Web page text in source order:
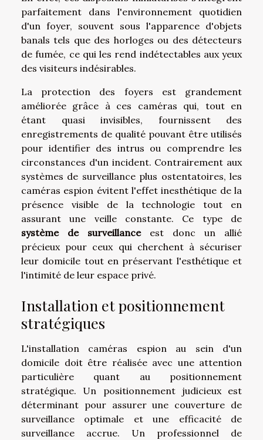
parfaitement dans l'environnement quotidien
d'un foyer, souvent sous l'apparence d'objets
banals tels que des horloges ou des détecteurs
de fumée, ce qui les rend indétectables aux yeux
des visiteurs indésirables.
La protection des foyers est grandement
améliorée grâce à ces caméras qui, tout en
étant quasi invisibles, fournissent des
enregistrements de qualité pouvant être utilisés
pour identifier des intrus ou comprendre les
circonstances d'un incident. Contrairement aux
systèmes de surveillance plus ostentatoires, les
caméras espion évitent l'effet inesthétique de la
présence visible de la technologie tout en
assurant une veille constante. Ce type de
système de surveillanceest donc un allié
précieux pour ceux qui cherchent à sécuriser
leur domicile tout en préservant l'esthétique et
l'intimité de leur espace privé.
Installation et positionnement
stratégiques
L'installation caméras espion au sein d'un
domicile doit être réalisée avec une attention
particulière quant au positionnement
stratégique. Un positionnement judicieux est
déterminant pour assurer une couverture de
surveillance optimale et une efficacité de
surveillance accrue. Un professionnel de